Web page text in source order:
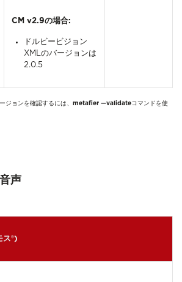
CM v2.9の場合:
ドルビービジョン
XMLのバージョンは
2.0.5
ジョンを確認するには、 metafier —validateコマンドを使
声
ス®)